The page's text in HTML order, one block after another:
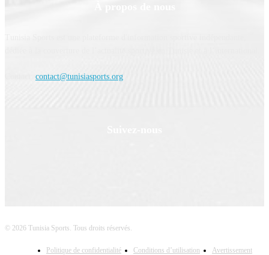
contact@tunisiasports.org
© 2026 Tunisia Sports. Tous droits réservés.
Politique de confidentialité Conditions d’utilisation
Avertissement